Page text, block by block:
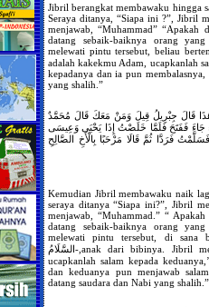
Jibril berangkat membawaku hingga
Seraya ditanya, “Siapa ini ?”, Jibril
menjawab, “Muhammad” “Apakah
datang sebaik-baiknya orang
melewati pintu tersebut, beliau
adalah kakekmu Adam, ucapkanlah
kepadanya dan ia pun
yang shalih.”
قَالَ جِبْرِيلُ قِيلَ وَمَنْ مَعَكَ قَالَ مُحَمَّدٌ
جَاءَ فَفَتَحَ فَلَمَّا خَلَصْتُ إِذَا يَحْيَى وَعِيسَى
فَرَدَّا ثُمَّ قَالَا مَرْحَبًا بِالْأَخِ الصَّالِحِ
Kemudian Jibril membawaku naik
seraya ditanya “Siapa ini?”, Jibril
menjawab, “Muhammad.” “
datang sebaik-baiknya orang
melewati pintu tersebut, di sana
السَّلَامُ-,anak dari bibinya. Jibril memperkenalkannya, “Ini adalah Yahya dan Isa”,
ucapkanlah salam kepada
dan keduanya pun menjawab
datang saudara dan Nabi yang shalih.”